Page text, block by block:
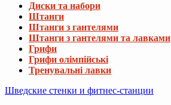
Диски та набори
Штанги
Штанги з гантелями
Штанги з гантелями та лавками
Грифи
Грифи олімпійські
Тренувальні лавки
Шведские стенки и фитнес-станции